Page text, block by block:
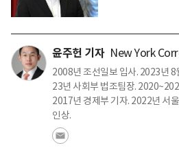
윤주헌 기자 New York
2008년 조선일보 입사. 2023년
23년 사회부 법조팀장.
2017년 경제부 기자. 2022년 서
인상.